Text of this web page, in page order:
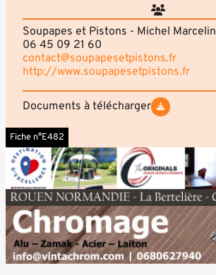
Soupapes et Pistons - Michel Marcelin
06 45 09 21 60
contact@soupapesetpistons.fr
http://www.soupapesetpistons.fr
Documents à télécharger
Fiche n°E482